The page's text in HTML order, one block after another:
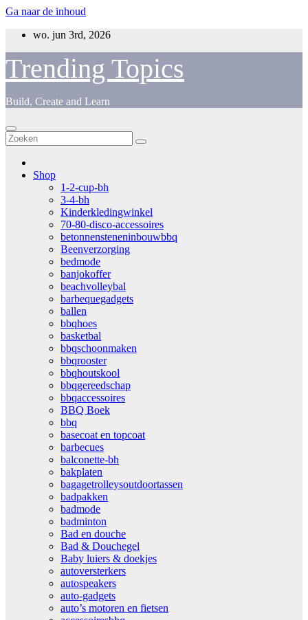
Ga naar de inhoud
wo. jun 3rd, 2026
Trending Topics
Build, Create and Learn
Shop
1-2-cup-bh
3-4-bh
Kinderkledingwinkel
70-80-disco-accessoires
betonnensteneninbouwbbq
Beenverzorging
bedmode
banjokoffer
beachvolleybal
barbequegadgets
ballen
bbqhoes
basketbal
bbqschoonmaken
bbqrooster
bbqhoutskool
bbqgereedschap
bbqaccessoires
BBQ Boek
bbq
basecoat en topcoat
barbecues
balconette-bh
bakplaten
bagagetrolleysoutdoortassen
badpakken
badmode
badminton
Bad en douche
Bad & Douchegel
Baby luiers & doekjes
autoversterkers
autospeakers
auto-gadgets
auto’s motoren en fietsen